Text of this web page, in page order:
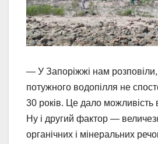
— У Запоріжжі нам
потужного водопілля не
30 років. Це дало можливість
Ну і другий фактор —
органічних і мінеральних